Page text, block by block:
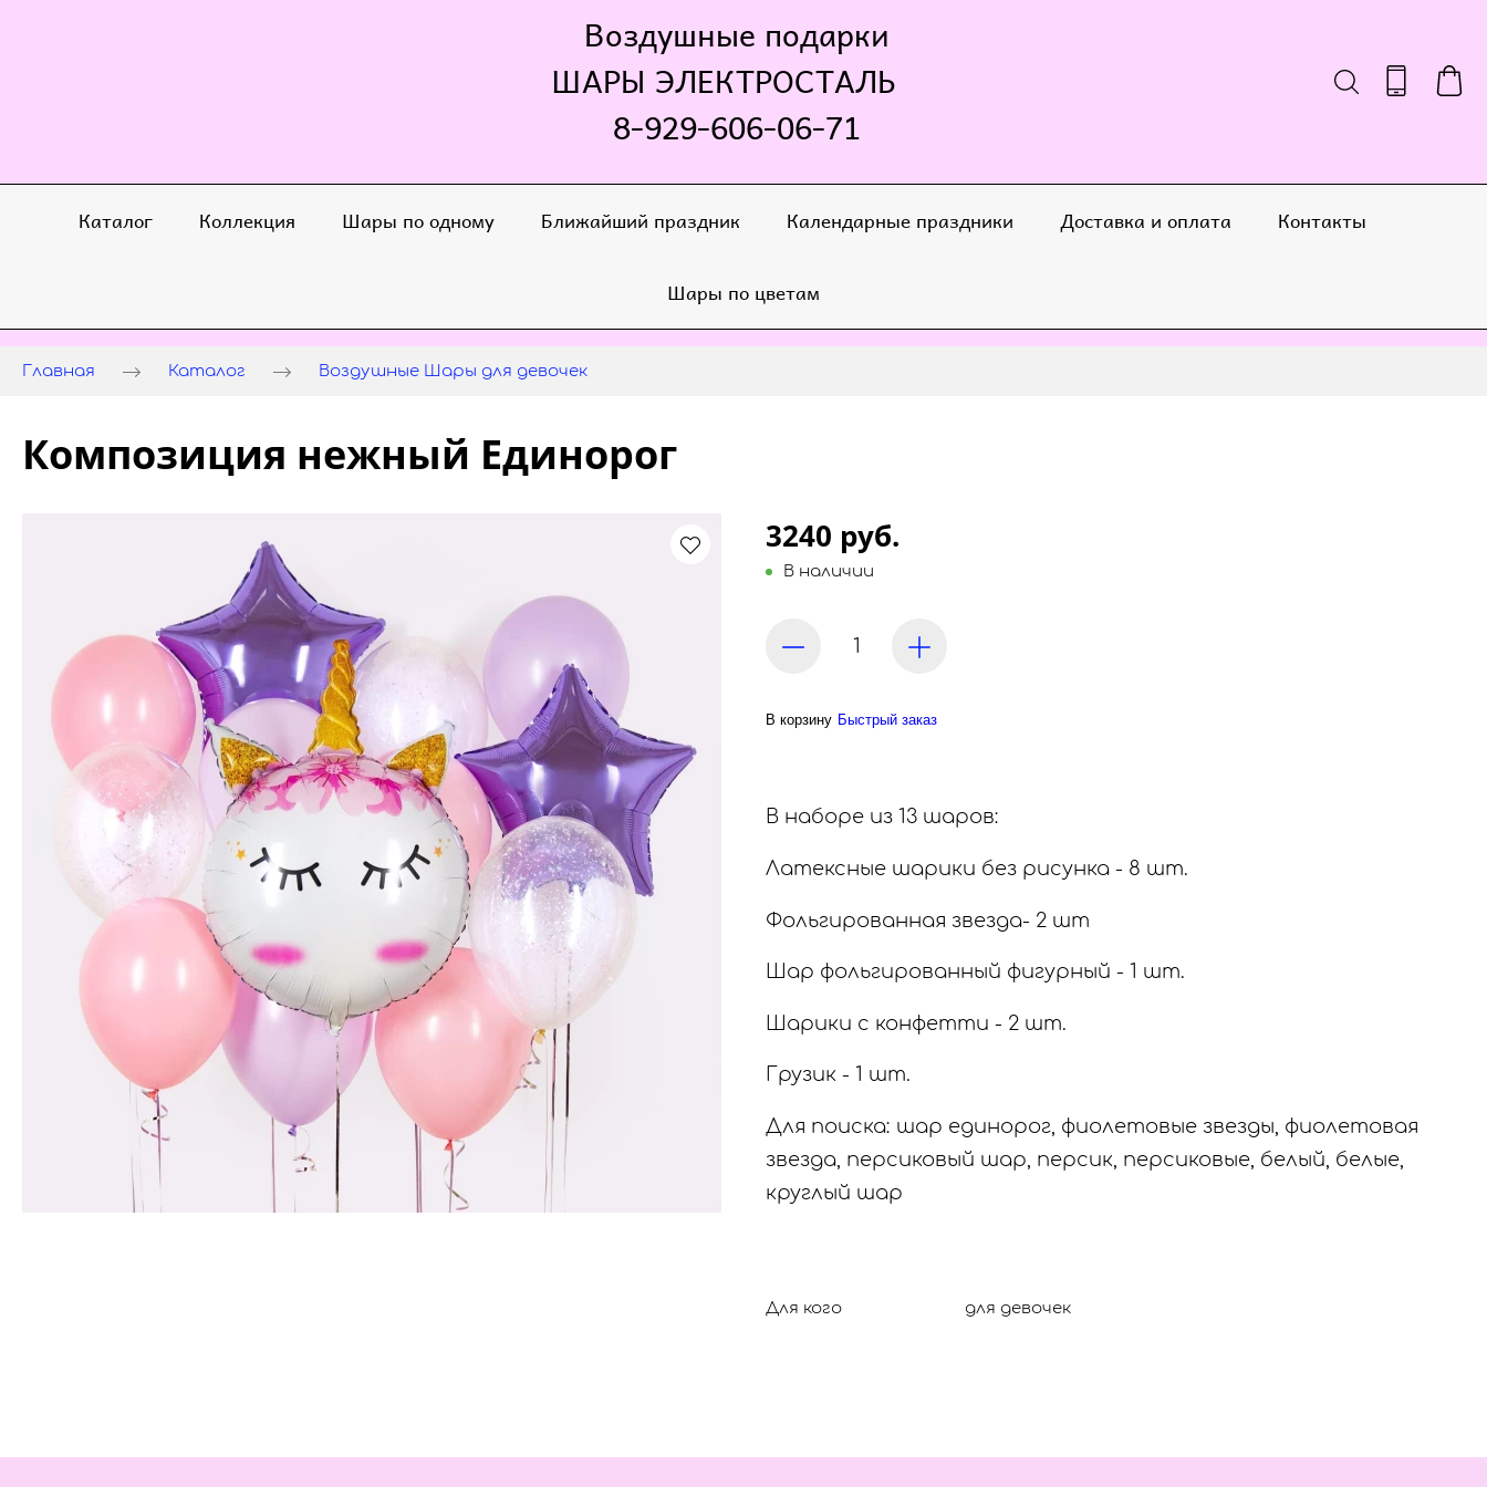
Воздушные подарки
ШАРЫ ЭЛЕКТРОСТАЛЬ
8-929-606-06-71
Каталог Коллекция Шары по одному Ближайший праздник Календарные праздники Доставка и оплата Контакты
Шары по цветам
Главная Каталог Воздушные Шары для девочек
Композиция нежный Единорог
3240 руб.
В наличии
В корзину Быстрый заказ
В наборе из 13 шаров:
Латексные шарики без рисунка - 8 шт.
Фольгированная звезда- 2 шт
Шар фольгированный фигурный - 1 шт.
Шарики с конфетти - 2 шт.
Грузик - 1 шт.
Для поиска: шар единорог, фиолетовые звезды, фиолетовая
звезда, персиковый шар, персик, персиковые, белый, белые,
круглый шар
Для кого для девочек